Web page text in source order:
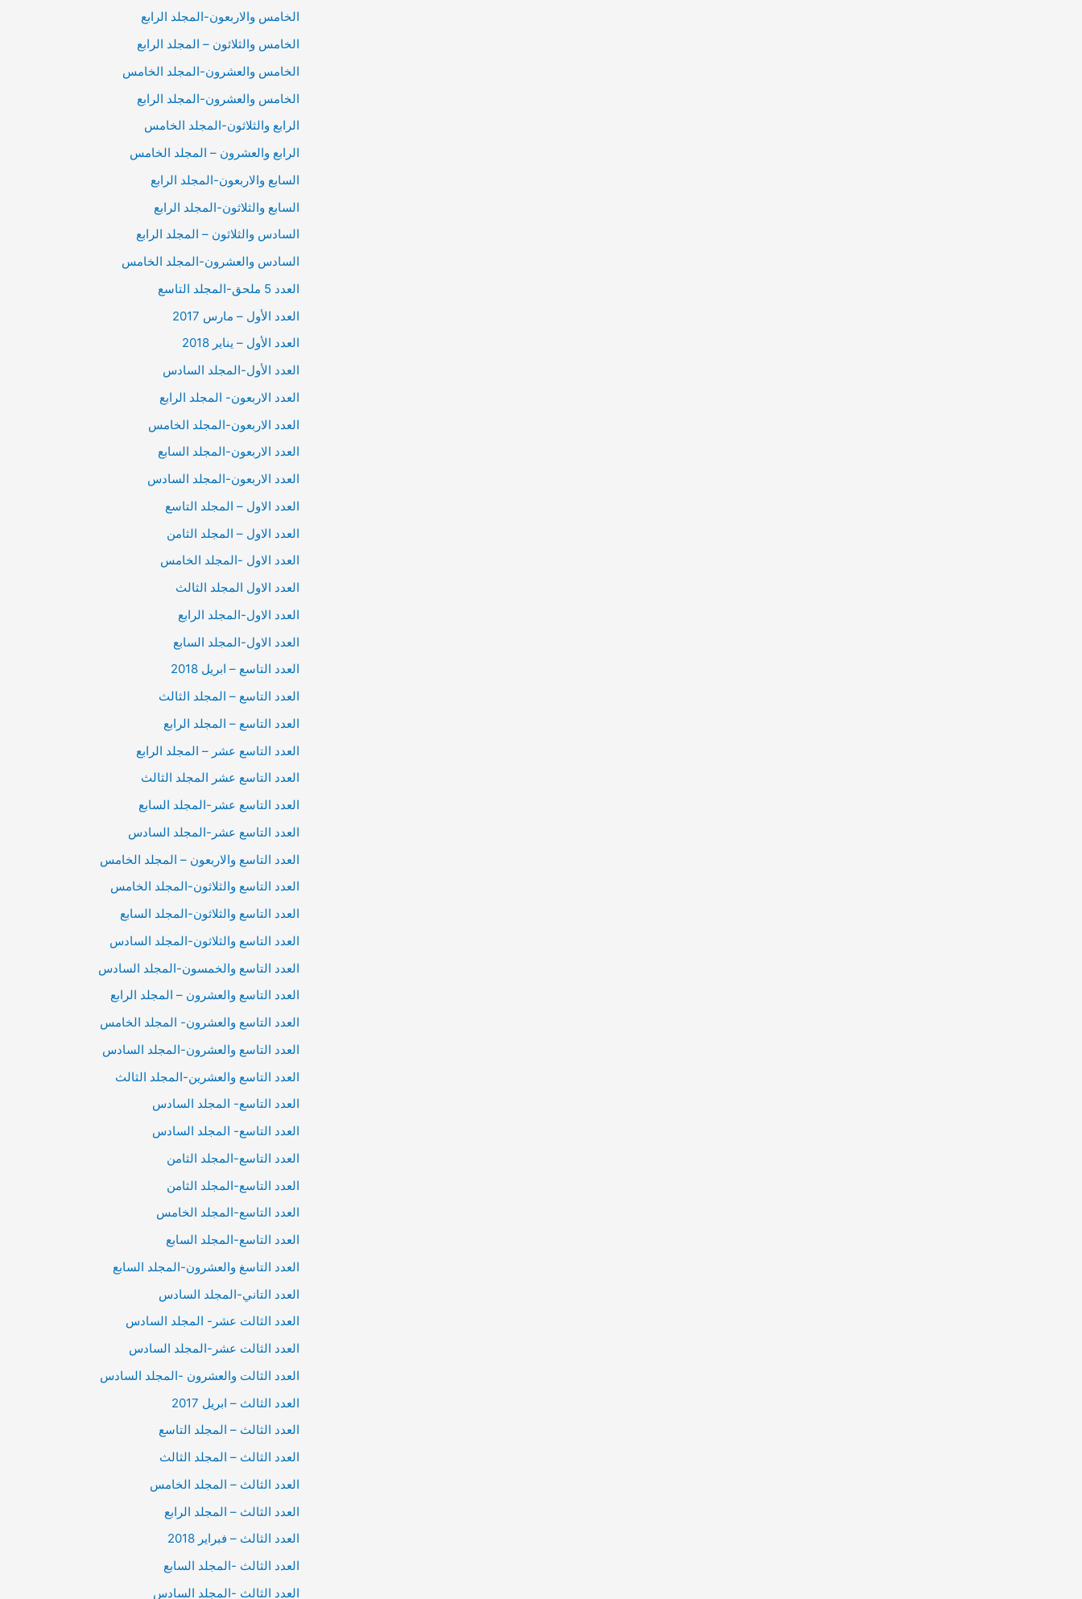
الخامس والاربعون-المجلد الرابع
الخامس والثلاثون – المجلد الرابع
الخامس والعشرون-المجلد الخامس
الخامس والعشرون-المجلد الرابع
الرابع والثلاثون-المجلد الخامس
الرابع والعشرون – المجلد الخامس
السابع والاربعون-المجلد الرابع
السابع والثلاثون-المجلد الرابع
السادس والثلاثون – المجلد الرابع
السادس والعشرون-المجلد الخامس
العدد 5 ملحق-المجلد التاسع
العدد الأول – مارس 2017
العدد الأول – يناير 2018
العدد الأول-المجلد السادس
العدد الاربعون- المجلد الرابع
العدد الاربعون-المجلد الخامس
العدد الاربعون-المجلد السابع
العدد الاربعون-المجلد السادس
العدد الاول – المجلد التاسع
العدد الاول – المجلد الثامن
العدد الاول -المجلد الخامس
العدد الاول المجلد الثالث
العدد الاول-المجلد الرابع
العدد الاول-المجلد السابع
العدد التاسع – ابريل 2018
العدد التاسع – المجلد الثالث
العدد التاسع – المجلد الرابع
العدد التاسع عشر – المجلد الرابع
العدد التاسع عشر المجلد الثالث
العدد التاسع عشر-المجلد السابع
العدد التاسع عشر-المجلد السادس
العدد التاسع والاربعون – المجلد الخامس
العدد التاسع والثلاثون-المجلد الخامس
العدد التاسع والثلاثون-المجلد السابع
العدد التاسع والثلاثون-المجلد السادس
العدد التاسع والخمسون-المجلد السادس
العدد التاسع والعشرون – المجلد الرابع
العدد التاسع والعشرون- المجلد الخامس
العدد التاسع والعشرون-المجلد السادس
العدد التاسع والعشرين-المجلد الثالث
العدد التاسع- المجلد السادس
العدد التاسع- المجلد السادس
العدد التاسع-المجلد الثامن
العدد التاسع-المجلد الثامن
العدد التاسع-المجلد الخامس
العدد التاسع-المجلد السابع
العدد التاسغ والعشرون-المجلد السابع
العدد التاني-المجلد السادس
العدد الثالت عشر- المجلد السادس
العدد الثالت عشر-المجلد السادس
العدد الثالت والعشرون -المجلد السادس
العدد الثالث – ابريل 2017
العدد الثالث – المجلد التاسع
العدد الثالث – المجلد الثالث
العدد الثالث – المجلد الخامس
العدد الثالث – المجلد الرابع
العدد الثالث – فبراير 2018
العدد الثالث -المجلد السابع
العدد الثالث -المجلد السادس